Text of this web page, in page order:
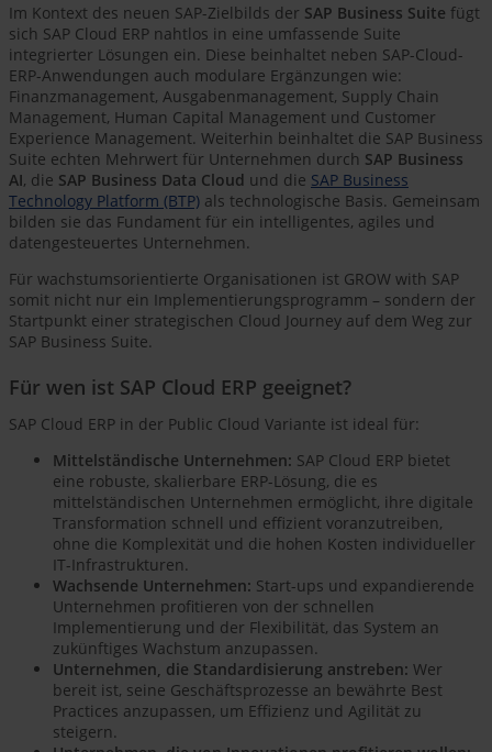
Im Kontext des neuen SAP-Zielbilds der SAP Business Suite fügt
sich SAP Cloud ERP nahtlos in eine umfassende Suite
integrierter Lösungen ein. Diese beinhaltet neben SAP-Cloud-
ERP-Anwendungen auch modulare Ergänzungen wie:
Finanzmanagement, Ausgabenmanagement, Supply Chain
Management, Human Capital Management und Customer
Experience Management. Weiterhin beinhaltet die SAP Business
Suite echten Mehrwert für Unternehmen durch SAP Business
AI, die SAP Business Data Cloud und die SAP Business
Technology Platform (BTP) als technologische Basis. Gemeinsam
bilden sie das Fundament für ein intelligentes, agiles und
datengesteuertes Unternehmen.
Für wachstumsorientierte Organisationen ist GROW with SAP
somit nicht nur ein Implementierungsprogramm – sondern der
Startpunkt einer strategischen Cloud Journey auf dem Weg zur
SAP Business Suite.
Für wen ist SAP Cloud ERP geeignet?
SAP Cloud ERP in der Public Cloud Variante ist ideal für:
Mittelständische Unternehmen: SAP Cloud ERP bietet
eine robuste, skalierbare ERP-Lösung, die es
mittelständischen Unternehmen ermöglicht, ihre digitale
Transformation schnell und effizient voranzutreiben,
ohne die Komplexität und die hohen Kosten individueller
IT-Infrastrukturen.
Wachsende Unternehmen: Start-ups und expandierende
Unternehmen profitieren von der schnellen
Implementierung und der Flexibilität, das System an
zukünftiges Wachstum anzupassen.
Unternehmen, die Standardisierung anstreben: Wer
bereit ist, seine Geschäftsprozesse an bewährte Best
Practices anzupassen, um Effizienz und Agilität zu
steigern.